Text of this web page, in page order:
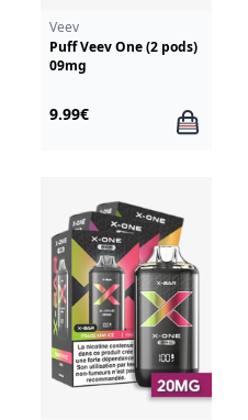
Veev
Puff Veev One (2 pods)
09mg
9.99€